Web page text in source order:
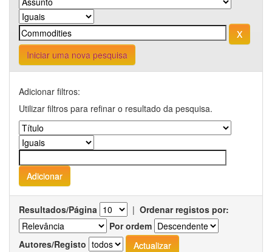
Iniciar uma nova pesquisa
Adicionar filtros:
Utilizar filtros para refinar o resultado da pesquisa.
Resultados/Página | Ordenar registos por:
Por ordem
Autores/Registo